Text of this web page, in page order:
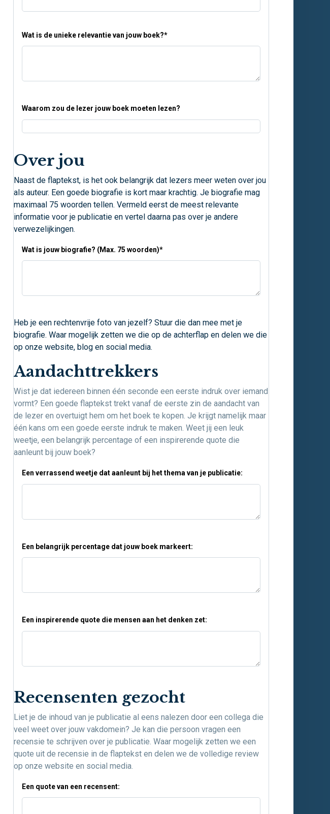
Wat is de unieke relevantie van jouw boek?*
Waarom zou de lezer jouw boek moeten lezen?
Over jou
Naast de flaptekst, is het ook belangrijk dat lezers meer weten over jou
als auteur. Een goede biografie is kort maar krachtig. Je biografie mag
maximaal 75 woorden tellen. Vermeld eerst de meest relevante
informatie voor je publicatie en vertel daarna pas over je andere
verwezelijkingen.
Wat is jouw biografie? (Max. 75 woorden)*
Heb je een rechtenvrije foto van jezelf? Stuur die dan mee met je
biografie. Waar mogelijk zetten we die op de achterflap en delen we die
op onze website, blog en social media.
Aandachttrekkers
Wist je dat iedereen binnen één seconde een eerste indruk over iemand
vormt? Een goede flaptekst trekt vanaf de eerste zin de aandacht van
de lezer en overtuigt hem om het boek te kopen. Je krijgt namelijk maar
één kans om een goede eerste indruk te maken. Weet jij een leuk
weetje, een belangrijk percentage of een inspirerende quote die
aanleunt bij jouw boek?
Een verrassend weetje dat aanleunt bij het thema van je publicatie:
Een belangrijk percentage dat jouw boek markeert:
Een inspirerende quote die mensen aan het denken zet:
Recensenten gezocht
Liet je de inhoud van je publicatie al eens nalezen door een collega die
veel weet over jouw vakdomein? Je kan die persoon vragen een
recensie te schrijven over je publicatie. Waar mogelijk zetten we een
quote uit de recensie in de flaptekst en delen we de volledige review
op onze website en social media.
Een quote van een recensent: